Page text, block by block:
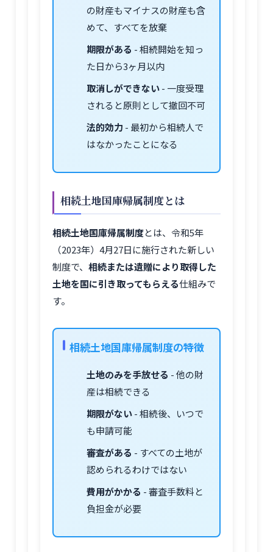
の財産もマイナスの財産も含
めて、すべてを放棄
期限がある - 相続開始を知っ
た日から3ヶ月以内
取消しができない- 一度受理
されると原則として撤回不可
法的効力 - 最初から相続人で
はなかったことになる
相続土地国庫帰属制度とは
相続土地国庫帰属制度とは、令和5年
（2023年）4月27日に施行された新しい
制度で、 相続または遺贈により取得した
土地を国に引き取ってもらえる仕組みで
す。
相続土地国庫帰属制度の特徴
土地のみを手放せる - 他の財
産は相続できる
期限がない- 相続後、いつで
も申請可能
審査がある - すべての土地が
認められるわけではない
費用がかかる - 審査手数料と
負担金が必要